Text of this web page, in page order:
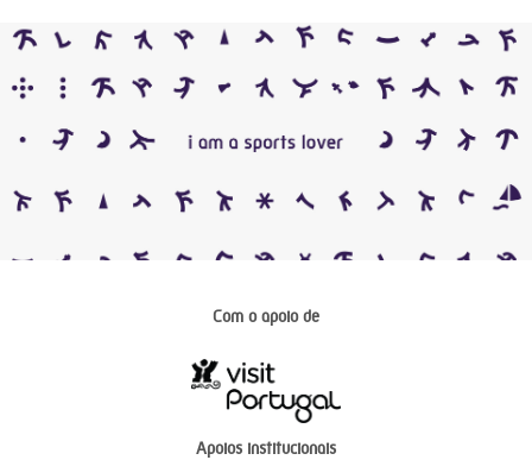
Com o apoio de
Apoios institucionais